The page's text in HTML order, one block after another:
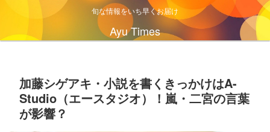
旬な情報をいち早くお届け
Ayu Times
加藤シゲアキ・小説を書くきっかけはA-
Studio（エースタジオ）！嵐・二宮の言葉
が影響？